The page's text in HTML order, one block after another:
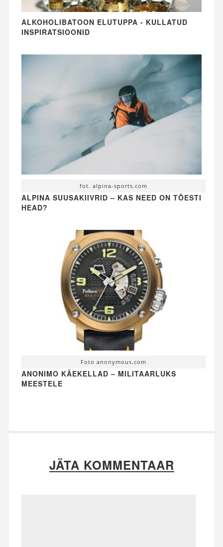
ALKOHOLIBATOON ELUTUPPA - KULLATUD
INSPIRATSIOONID
fot. alpina-sports.com
ALPINA SUUSAKIIVRID – KAS NEED ON TÕESTI
HEAD?
Foto anonymous.com
ANONIMO KÄEKELLAD – MILITAARLUKS
MEESTELE
JÄTA KOMMENTAAR